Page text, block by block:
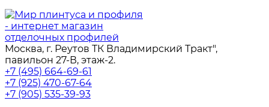
Москва, г. Реутов ТК Владимирский Тракт",
павильон 27-В, этаж-2.
+7 (495) 664-69-61
+7 (925) 470-67-64
+7 (905) 535-39-93